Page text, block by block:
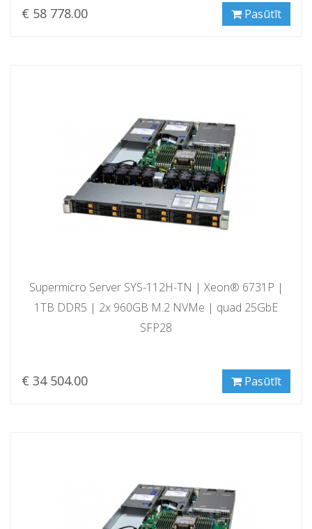
€ 58 778.00 Pasūtīt
Supermicro Server SYS-112H-TN | Xeon® 6731P |
1TB DDR5 | 2x 960GB M.2 NVMe | quad 25GbE
SFP28
€ 34 504.00 Pasūtīt